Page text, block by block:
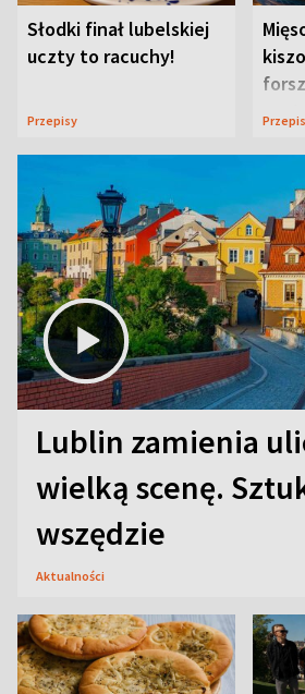
Słodki finał lubelskiej
uczty to racuchy!
Przepisy
uczta
Lublin zamienia
wielką scenę.
wszędzie
Aktualności